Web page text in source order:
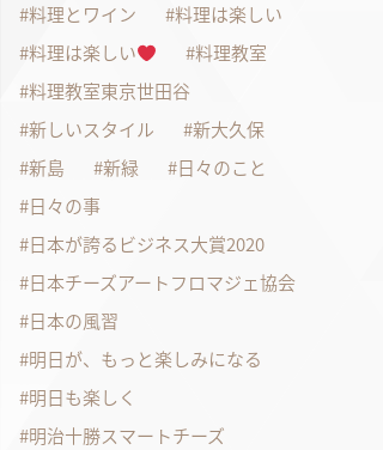
料理とワイン
料理は楽しい
料理は楽しい
料理教室
料理教室東京世田谷
新しいスタイル
新大久保
新島
新緑
日々のこと
日々の事
日本が誇るビジネス大賞2020
日本チーズアートフロマジェ協会
日本の風習
明日が、もっと楽しみになる
明日も楽しく
明治十勝スマートチーズ